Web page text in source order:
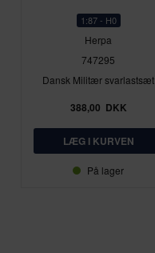
1:87 - H0
Herpa
747295
Dansk Militær svarlastsæt
388,00 DKK
På lager